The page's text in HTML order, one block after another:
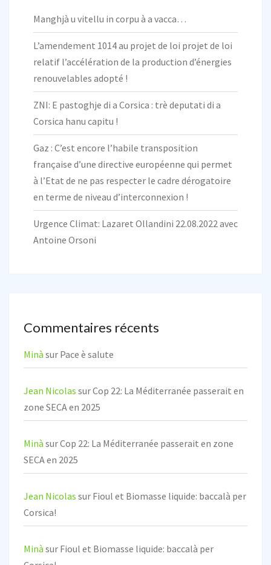
Manghjà u vitellu in corpu à a vacca…
L’amendement 1014 au projet de loi projet de loi
relatif l’accélération de la production d’énergies
renouvelables adopté !
ZNI: E pastoghje di a Corsica : trè deputati di a
Corsica hanu capitu !
Gaz : C’est encore l’habile transposition
française d’une directive européenne qui permet
à l’Etat de ne pas respecter le cadre dérogatoire
en terme de niveau d’interconnexion !
Urgence Climat: Lazaret Ollandini 22.08.2022 avec
Antoine Orsoni
Commentaires récents
Minà sur Pace è salute
Jean Nicolas surCop 22: La Méditerranée passerait en
zone SECA en 2025
Minà surCop 22: La Méditerranée passerait en zone
SECA en 2025
Jean Nicolas sur Fioul et Biomasse liquide: baccalà per
Corsica!
Minà sur Fioul et Biomasse liquide: baccalà per